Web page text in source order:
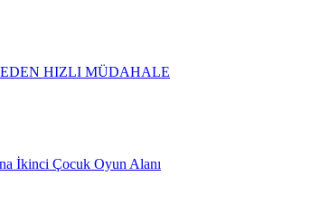
HIZLI MÜDAHALE
İkinci Çocuk Oyun Alanı